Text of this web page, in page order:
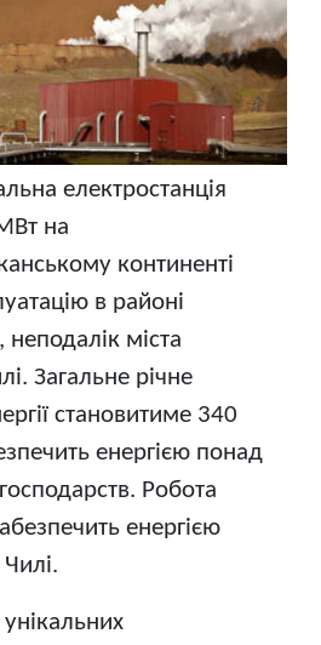
електростанція
на
континенті
в районі
неподалік міста
Загальне річне
становитиме 340
енергією понад
Робота
енергією
Чилі.